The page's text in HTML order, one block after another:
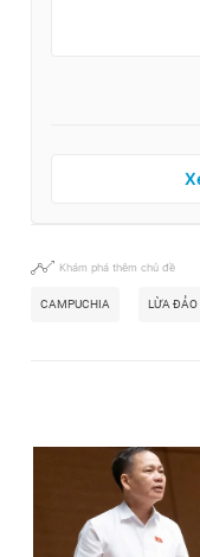
Khám phá thêm chủ đề
CAMPUCHIA LỪA ĐẢO